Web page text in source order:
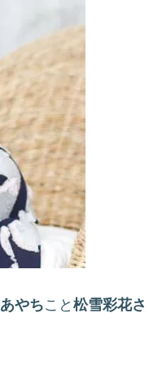
あやちこと 松雪彩花さ